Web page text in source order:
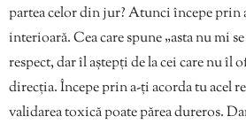
partea celor din jur? Atunci începe prin
interioară. Cea care spune „asta nu mi
respect, dar îl aștepți de la cei care nu îl
direcția. Începe prin a-ți acorda tu acel
validarea toxică poate părea dureros.